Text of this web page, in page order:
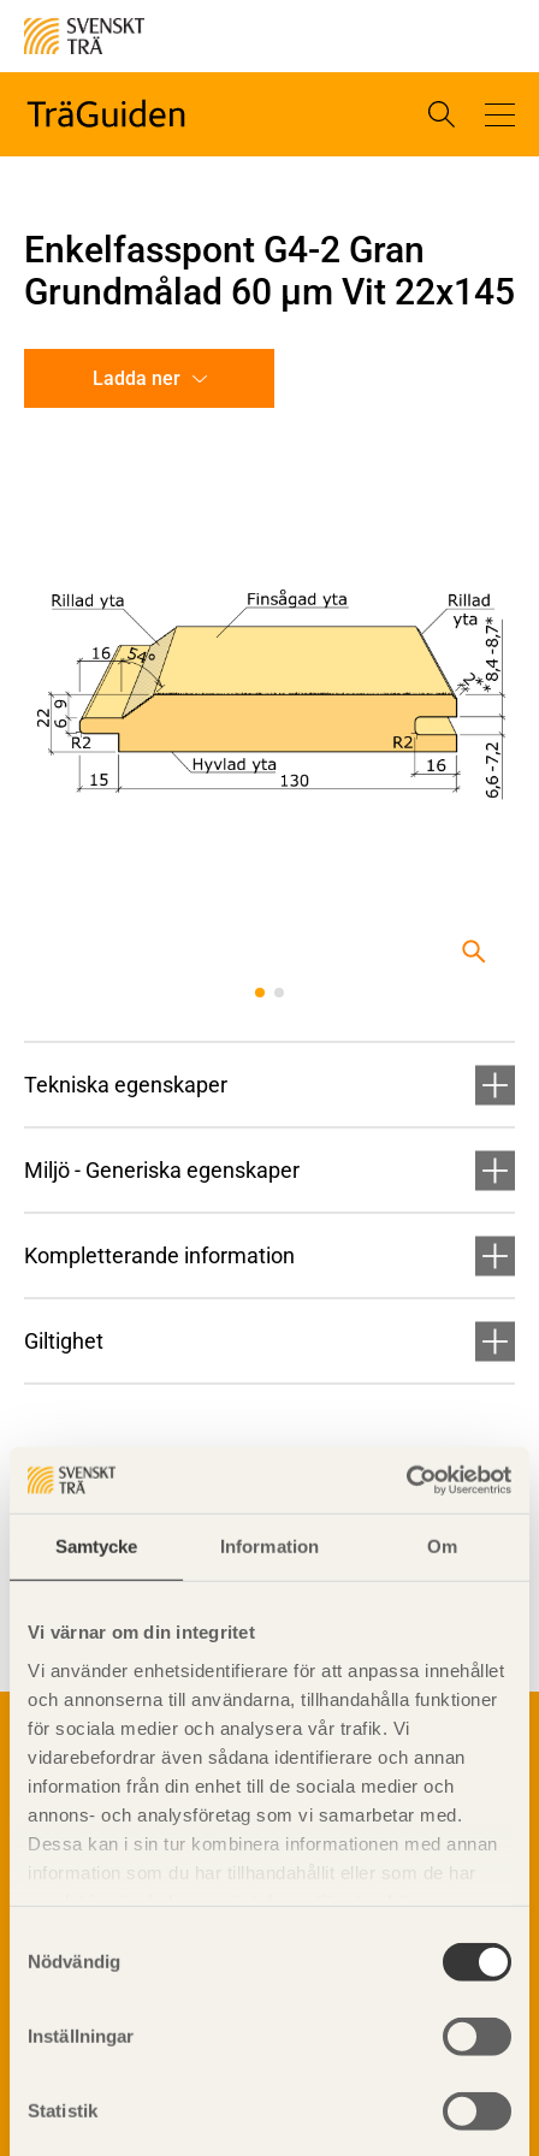
Samtycke Information Om
Vi värnar om din integritet
Vi använder enhetsidentifierare för att anpassa innehållet
och annonserna till användarna, tillhandahålla funktioner
för sociala medier och analysera vår trafik. Vi
vidarebefordrar även sådana identifierare och annan
information från din enhet till de sociala medier och
annons- och analysföretag som vi samarbetar med.
Dessa kan i sin tur kombinera informationen med annan
information som du har tillhandahållit eller som de har
Nödvändig
Inställningar
Statistik
Enkelfasspont G4-2 Gran
Grundmålad 60 µm Vit 22x145
Ladda ner
Tekniska egenskaper
Miljö - Generiska egenskaper
Kompletterande information
Giltighet
Om trä
Materialet trä
Skogsbruk
Barrträdets uppbyggnad
Träets egenskaper och kvalitet
Kemisk behandling
Fakta om Limträ
Fukt
Ljud
TräGuiden är den digitala handboken för trä och
materialet trä samt instruktioner för byggande
med trä.
Prenumerera på TräGuidens nyhetsbrev!